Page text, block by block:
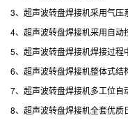
3、超声波转盘焊接机采用气压
4、超声波转盘焊接机采用自
5、超声波转盘焊接机焊接过程
6、超声波转盘焊接机整体式结
7、超声波转盘焊接机多工位
8、超声波转盘焊接机全套优